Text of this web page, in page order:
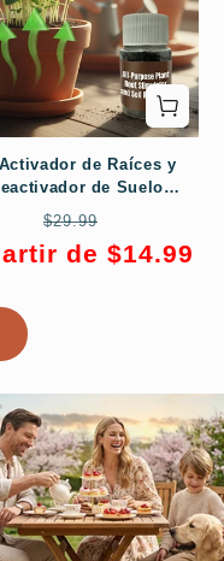
de Raíces y
de Suelo
Multiusos 🌿
Precio
habitual
$29.99
de
de $14.99